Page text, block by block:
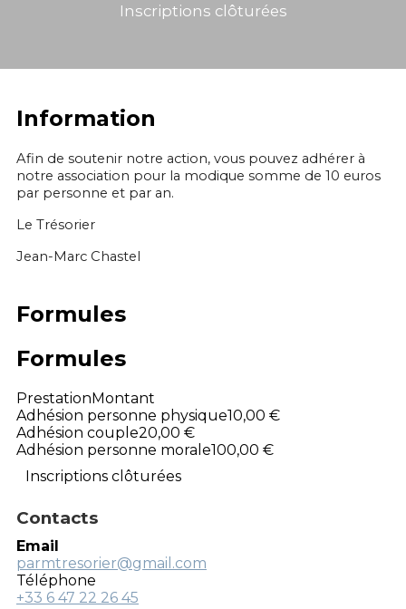
Inscriptions clôturées
Information
Afin de soutenir notre action, vous pouvez adhérer à
notre association pour la modique somme de 10 euros
par personne et par an.
Le Trésorier
Jean-Marc Chastel
Formules
Formules
PrestationMontant
Adhésion personne physique10,00 €
Adhésion couple20,00 €
Adhésion personne morale100,00 €
Inscriptions clôturées
Contacts
Email
parmtresorier@gmail.com
Téléphone
+33 6 47 22 26 45